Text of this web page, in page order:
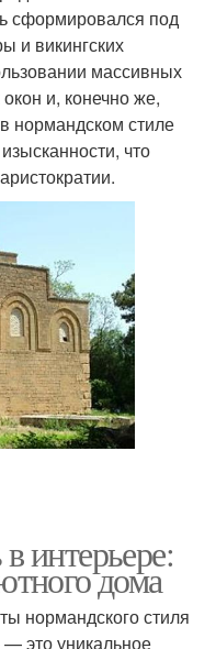
сформировался под
и викингских
массивных
и, конечно же,
нормандском стиле
что
интерьере:
дома
нормандского стиля
это уникальное